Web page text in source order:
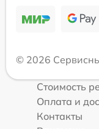
© 2026
Стоимость
Оплата и
Контакты